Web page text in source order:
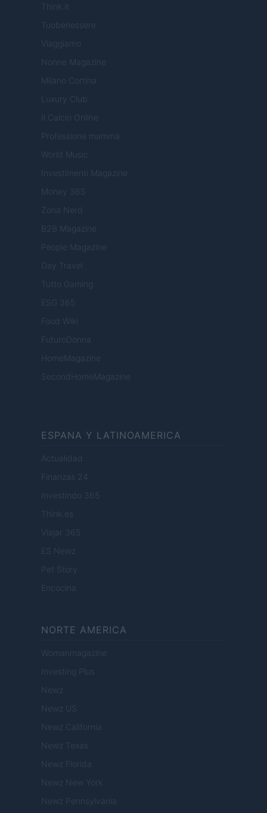
Think.it
Tuobenessere
Viaggiamo
Nonne Magazine
Milano Cortina
Luxury Club
Il Calcio Online
Professione mamma
World Music
Investimenti Magazine
Money 365
Zona Nerd
B2B Magazine
People Magazine
Day Travel
Tutto Gaming
ESG 365
Food Wiki
FuturoDonna
HomeMagazine
SecondHomeMagazine
ESPANA Y LATINOAMERICA
Actualidad
Finanzas 24
Investindo 365
Think.es
Viajar 365
ES Newz
Pet Story
Encocina
NORTE AMERICA
Womanmagazine
Investing Plus
Newz
Newz US
Newz California
Newz Texas
Newz Florida
Newz New York
Newz Pennsylvania